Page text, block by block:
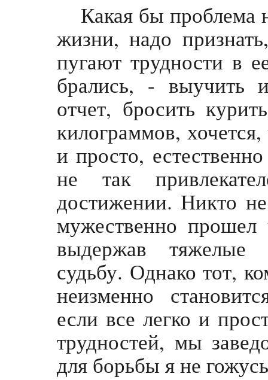
Какая бы проблема
жизни, надо
пугают трудности в
брались, - выучить
отчет, бросить
килограммов,
и просто,
не так
достижении. Никто
мужественно
выдержав тяжелые
судьбу. Однако тот,
неизменно
если все легко и
трудностей, мы
для борьбы я не